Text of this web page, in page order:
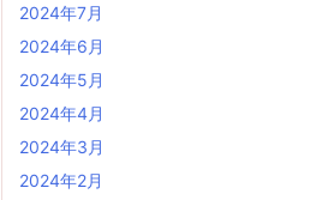
2024年7月
2024年6月
2024年5月
2024年4月
2024年3月
2024年2月